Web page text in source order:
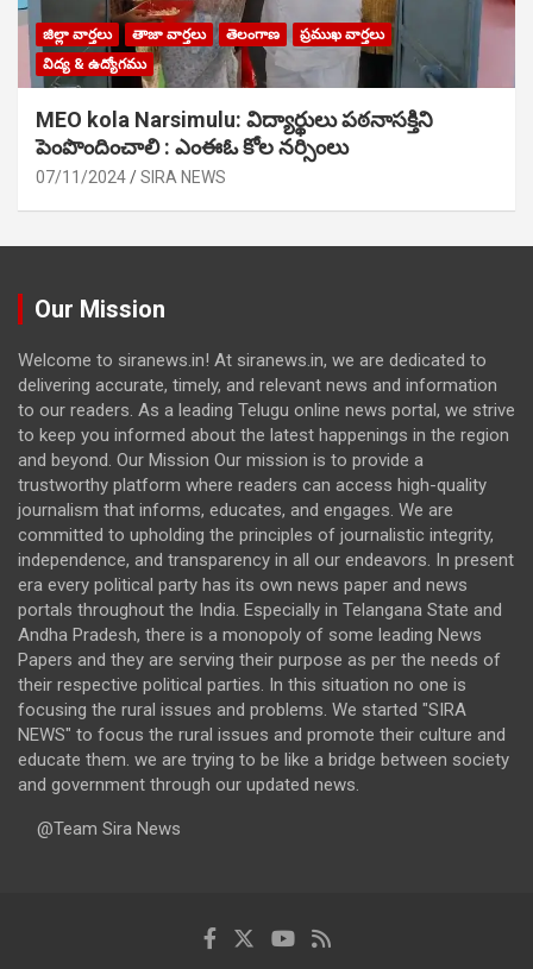
జిల్లా వార్తలు తాజా వార్తలు తెలంగాణ
ప్రముఖ వార్తలు
విద్య & ఉద్యోగము
MEO kola Narsimulu: విద్యార్థులు పఠ‌నాసక్తిని
పెంపొందించాలి : ఎంఈఓ కోల నర్సింలు
07/11/2024 SIRA NEWS
Our Mission
Welcome to siranews.in! At siranews.in, we are dedicated to
delivering accurate, timely, and relevant news and information
to our readers. As a leading Telugu online news portal, we strive
to keep you informed about the latest happenings in the region
and beyond. Our Mission Our mission is to provide a
trustworthy platform where readers can access high-quality
journalism that informs, educates, and engages. We are
committed to upholding the principles of journalistic integrity,
independence, and transparency in all our endeavors. In present
era every political party has its own news paper and news
portals throughout the India. Especially in Telangana State and
Andha Pradesh, there is a monopoly of some leading News
Papers and they are serving their purpose as per the needs of
their respective political parties. In this situation no one is
focusing the rural issues and problems. We started "SIRA
NEWS" to focus the rural issues and promote their culture and
educate them. we are trying to be like a bridge between society
and government through our updated news.
@Team Sira News